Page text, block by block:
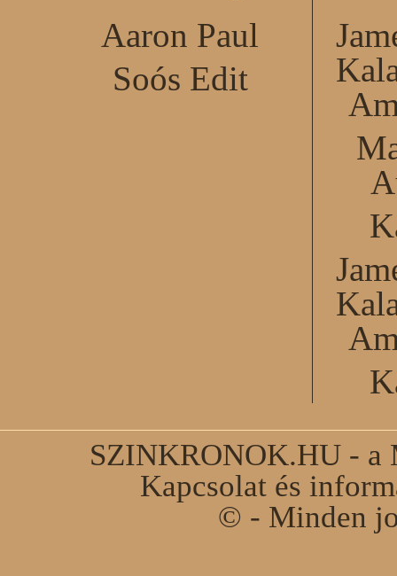
Aaron Paul
Soós Edit
SZINKRONOK.HU - a
Kapcsolat és
© - Minden